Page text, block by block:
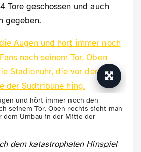
Tore geschossen und auch
gegeben.
und hört immer noch den
seinem Tor. Oben rechts sieht man
dem Umbau in der Mitte der